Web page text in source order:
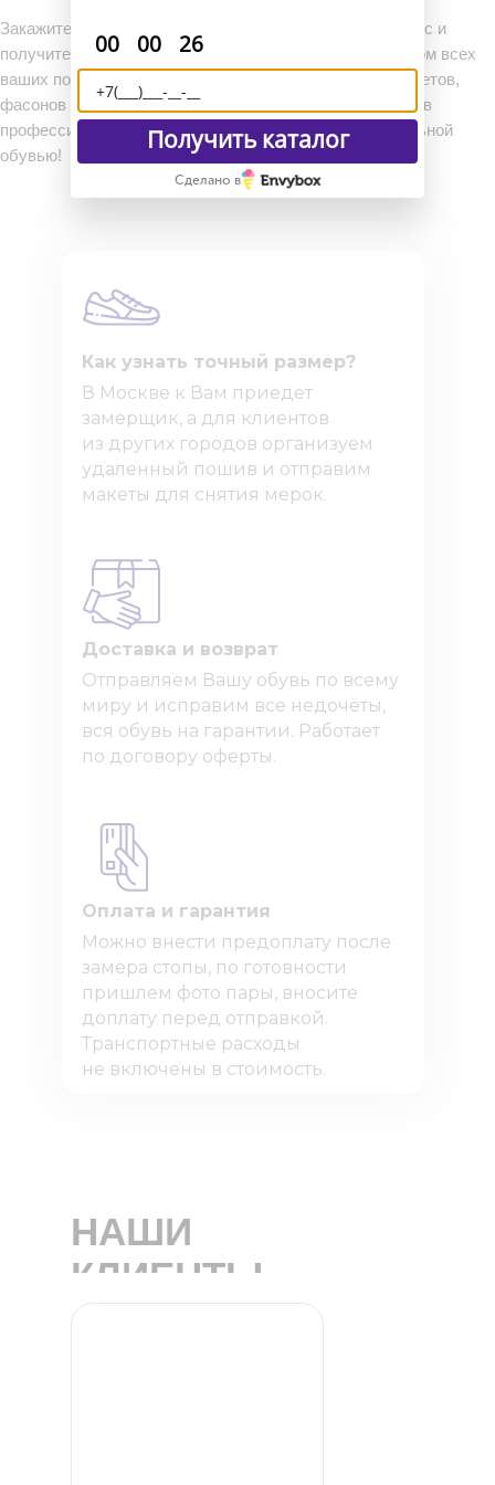
Закажите пару оксфордов на нашем сайте прямо сейчас и
получите обувь вашей мечты! Мы изготовим ее с учетом всех
ваших пожеланий. У нас вы найдете модели любых цветов,
фасонов и с индивидуальной отделкой. Доверьте пошив
профессионалам и наслаждайтесь комфортной и стильной
обувью!
Доставка и возврат
В Москве к Вам приедет
замерщик, а для клиентов
из других городов организуем
удаленный пошив и отправим
макеты для снятия мерок.
Как узнать точный размер?
Отправляем Вашу обувь по всему
миру и исправим все недочёты,
вся обувь на гарантии. Работает
по договору оферты.
Оплата и гарантия
Можно внести предоплату после
замера стопы, по готовности
пришлем фото пары, вносите
доплату перед отправкой.
Транспортные расходы
не включены в стоимость.
НАШИ
КЛИЕНТЫ
00 00 25
Получить каталог
Сделано в